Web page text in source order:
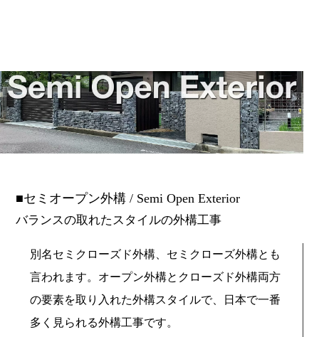
セミオープン外構 / Semi Open Exterior
バランスの取れたスタイルの外構工事
別名セミクローズド外構、セミクローズ外構とも
言われます。オープン外構とクローズド外構両方
の要素を取り入れた外構スタイルで、日本で一番
多く見られる外構工事です。